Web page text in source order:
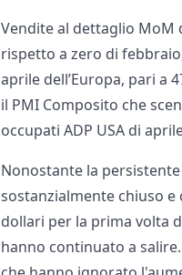
Vendite al dettaglio MoM
rispetto a zero di
aprile dell’Europa, pari a
il PMI Composito che
occupati ADP USA di
Nonostante la
sostanzialmente chiuso
dollari per la prima volta
hanno continuato a